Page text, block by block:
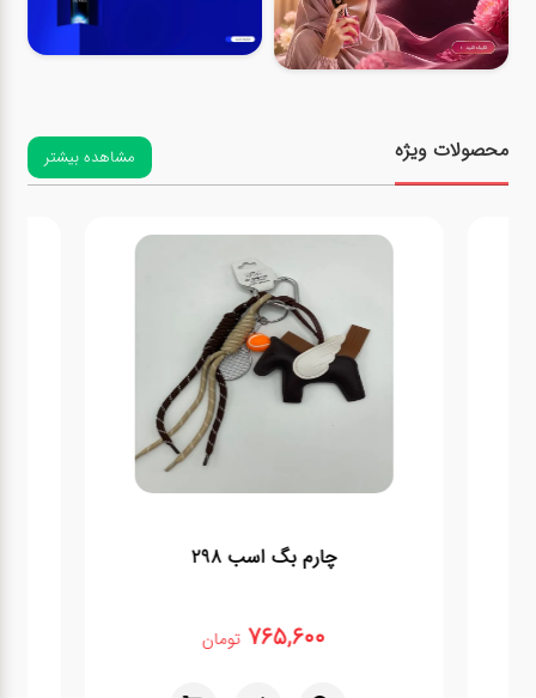
عطر
مینی
اکسسوری
کیف
محصولات ویژه مشاهده بیشتر
چارم بگ اسب 298
765,600 تومان